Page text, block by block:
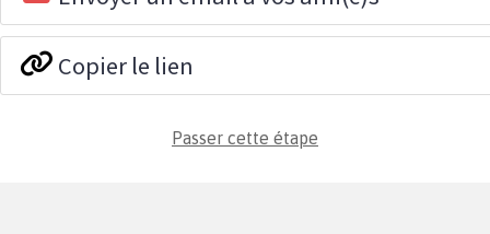
Copier le lien
Passer cette étape